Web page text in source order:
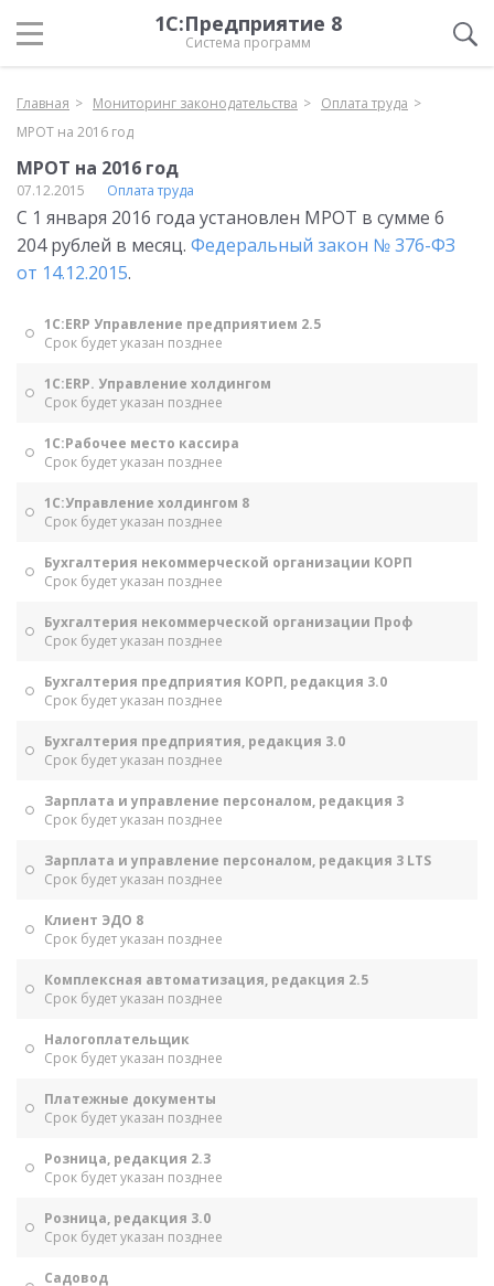
1С:Предприятие 8
Система программ
Главная Мониторинг законодательства
Оплата труда
МРОТ на 2016 год
МРОТ на 2016 год
07.12.2015 Оплата труда
С 1 января 2016 года установлен МРОТ в сумме 6
204 рублей в месяц. Федеральный закон № 376-ФЗ
от 14.12.2015.
1С:ERP Управление предприятием 2.5
Срок будет указан позднее
1С:ERP. Управление холдингом
Срок будет указан позднее
1С:Рабочее место кассира
Срок будет указан позднее
1С:Управление холдингом 8
Срок будет указан позднее
Бухгалтерия некоммерческой организации КОРП
Срок будет указан позднее
Бухгалтерия некоммерческой организации Проф
Срок будет указан позднее
Бухгалтерия предприятия КОРП, редакция 3.0
Срок будет указан позднее
Бухгалтерия предприятия, редакция 3.0
Срок будет указан позднее
Зарплата и управление персоналом, редакция 3
Срок будет указан позднее
Зарплата и управление персоналом, редакция 3 LTS
Срок будет указан позднее
Клиент ЭДО 8
Срок будет указан позднее
Комплексная автоматизация, редакция 2.5
Срок будет указан позднее
Налогоплательщик
Срок будет указан позднее
Платежные документы
Срок будет указан позднее
Розница, редакция 2.3
Срок будет указан позднее
Розница, редакция 3.0
Срок будет указан позднее
Садовод